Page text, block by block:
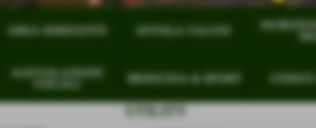
AREA DIRIGENTI SCUOLA CALCIO
AGEVOLAZIONI MEDICINA & SPORT
UTILITY